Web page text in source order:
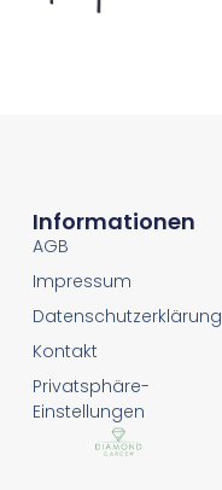
Informationen
AGB
Impressum
Datenschutzerklärung
Kontakt
Privatsphäre-
Einstellungen